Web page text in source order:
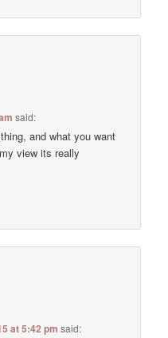
said:
and what you want
view its really
at 5:42 pm said: